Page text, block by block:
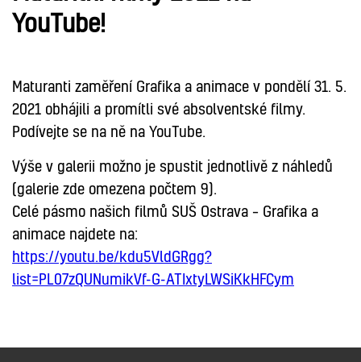
YouTube!
Maturanti zaměření Grafika a animace v pondělí 31. 5.
2021 obhájili a promítli své absolventské filmy.
Podívejte se na ně na YouTube.
Výše v galerii možno je spustit jednotlivě z náhledů
(galerie zde omezena počtem 9).
Celé pásmo našich filmů SUŠ Ostrava – Grafika a
animace najdete na:
https://youtu.be/kdu5VldGRgg?
list=PL07zQUNumikVf-G-ATIxtyLWSiKkHFCym